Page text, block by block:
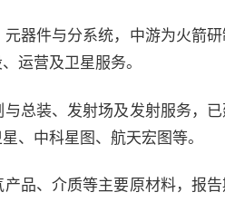
器件与分系统，中游为火箭
运营及卫星服务。
总装、发射场及发射服务，
、中科星图、航天宏图等。
品、介质等主要原材料，报